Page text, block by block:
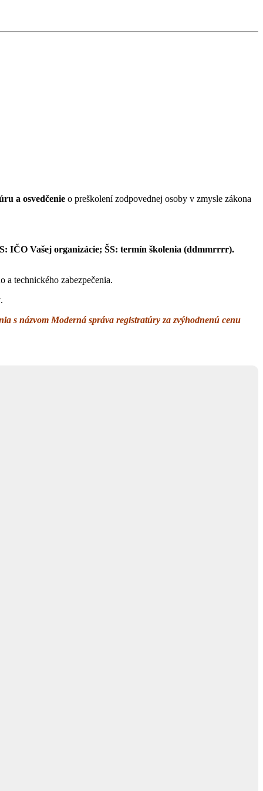
a osvedčenie o preškolení zodpovednej osoby v zmysle zákona
IČO Vašej organizácie; ŠS: termín školenia (ddmmrrrr).
a technického zabezpečenia.
.
s názvom Moderná správa registratúry za zvýhodnenú cenu